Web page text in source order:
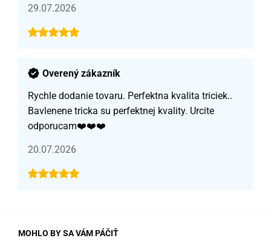
29.07.2026
Overený zákazník
Rychle dodanie tovaru. Perfektna kvalita triciek..
Bavlenene tricka su perfektnej kvality. Urcite
odporucam❤️❤️❤️
20.07.2026
MOHLO BY SA VÁM PÁČIŤ